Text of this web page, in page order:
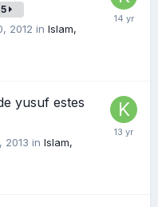
5
2012 in Islam,
yusuf estes
2013 in Islam,